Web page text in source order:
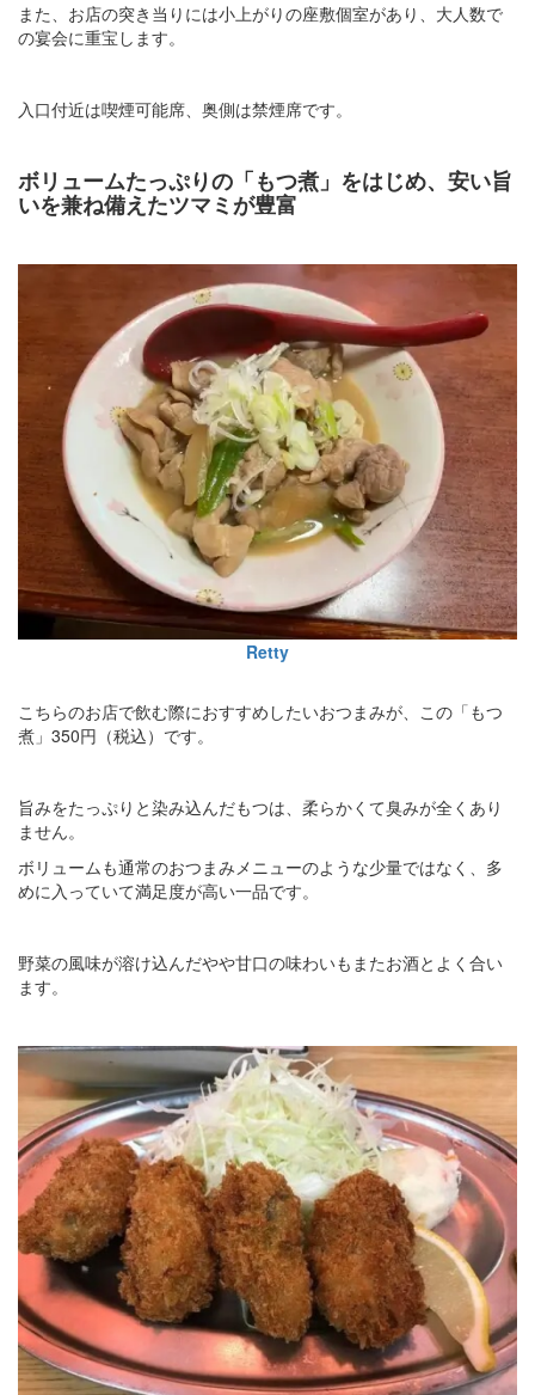
また、お店の突き当りには小上がりの座敷個室があり、大人数で
の宴会に重宝します。
入口付近は喫煙可能席、奥側は禁煙席です。
ボリュームたっぷりの「もつ煮」をはじめ、安い旨
いを兼ね備えたツマミが豊富
Retty
こちらのお店で飲む際におすすめしたいおつまみが、この「もつ
煮」350円（税込）です。
旨みをたっぷりと染み込んだもつは、柔らかくて臭みが全くあり
ません。
ボリュームも通常のおつまみメニューのような少量ではなく、多
めに入っていて満足度が高い一品です。
野菜の風味が溶け込んだやや甘口の味わいもまたお酒とよく合い
ます。